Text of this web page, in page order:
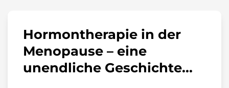
Hormontherapie in der
Menopause – eine
unendliche Geschichte...